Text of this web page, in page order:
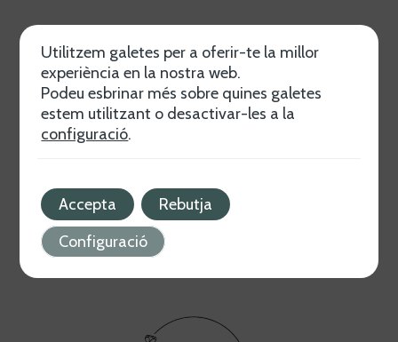
Crecer con La Piñol
Descubre programas únicos para el crecimiento
personal y social. Desde educación a bienestar
emocional, ofrecemos soluciones para todas las
Saber más
Utilitzem galetes per a oferir-te la millor
experiència en la nostra web.
Podeu esbrinar més sobre quines galetes
estem utilitzant o desactivar-les a la
configuració.
Accepta
Rebutja
Configuració